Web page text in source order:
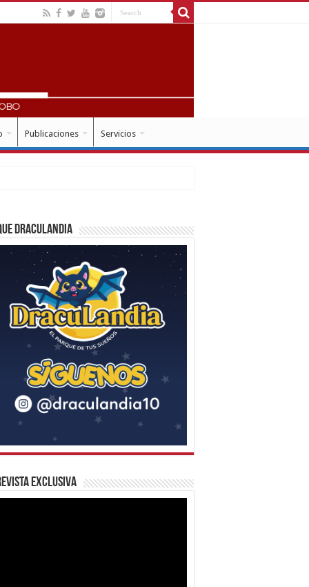
Publicaciones Servicios
Draculandia
Exclusiva